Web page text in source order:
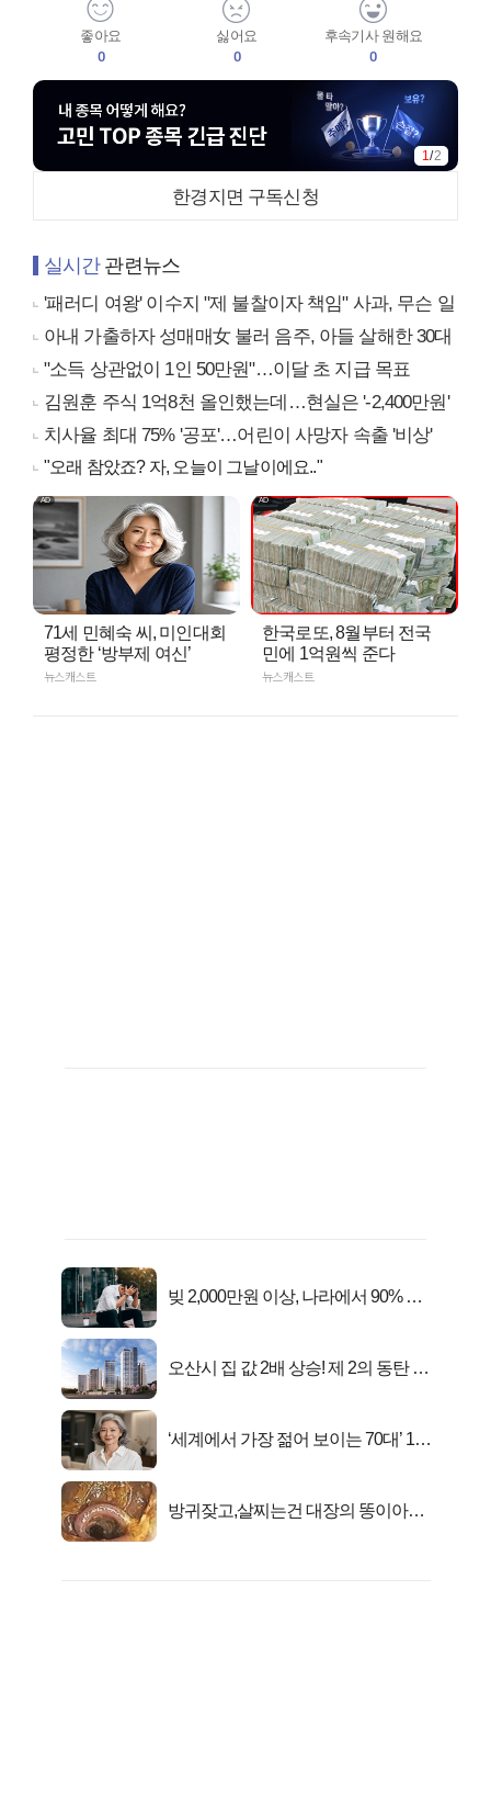
좋아요
0
싫어요
0
후속기사 원해요
0
1/2
한경지면 구독신청
실시간관련뉴스
'패러디 여왕' 이수지 "제 불찰이자 책임" 사과, 무슨 일
아내 가출하자 성매매女 불러 음주, 아들 살해한 30대
"소득 상관없이 1인 50만원"…이달 초 지급 목표
김원훈 주식 1억8천 올인했는데…현실은 '-2,400만원'
치사율 최대 75% '공포'…어린이 사망자 속출 '비상'
"오래 참았죠? 자, 오늘이 그날이에요.."
71세 민혜숙 씨, 미인대회
평정한 ‘방부제 여신’
뉴스캐스트
한국로또, 8월부터 전국
민에 1억원씩 준다
뉴스캐스트
빚 2,000만원 이상, 나라에서 90% 갚
오산시 집 값 2배 상승! 제 2의 동탄 신
‘세계에서 가장 젊어 보이는 70대’ 1위
방귀잦고,살찌는건 대장의 똥이아니